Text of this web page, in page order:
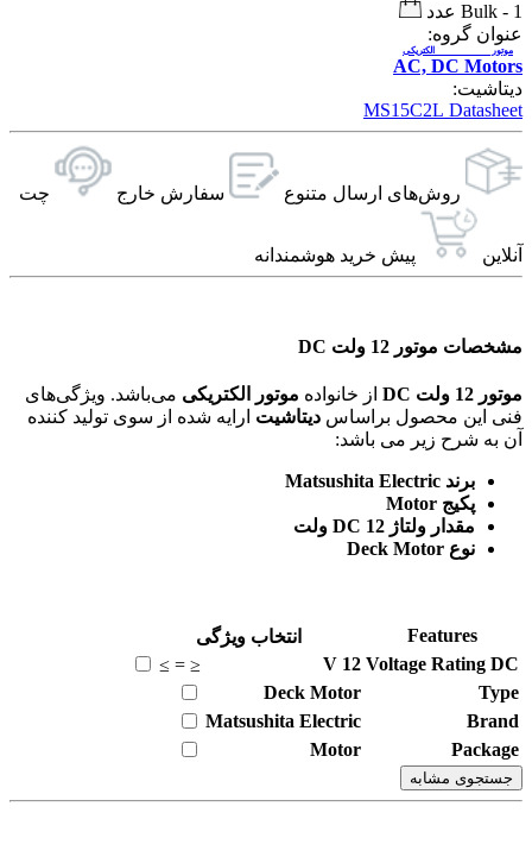
Bulk - 1 عدد
عنوان گروه:
AC, DC Motors
موتور الکتریکی
دیتاشیت:
MS15C2L Datasheet
روش‌های ارسال‌ متنوع سفارش خارج چت
آنلاین پیش خرید هوشمندانه
مشخصات موتور 12 ولت DC
موتور 12 ولت DC از خانواده موتور الکتریکی می‌باشد. ویژگی‌های
فنی این محصول براساس دیتاشیت ارایه شده از سوی تولید کننده
آن به شرح زیر می باشد:
برند Matsushita Electric
پکیج Motor
مقدار ولتاژ DC 12 ولت
نوع Deck Motor
Features
انتخاب ویژگی
Voltage Rating DC
12
V
≤
=
≥
Type
Deck Motor
Brand
Matsushita Electric
Package
Motor
جستجوی مشابه